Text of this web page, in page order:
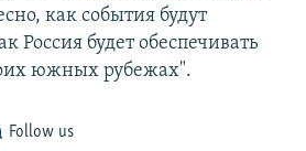
как события будут
Россия будет обеспечивать
южных рубежах".
Follow us